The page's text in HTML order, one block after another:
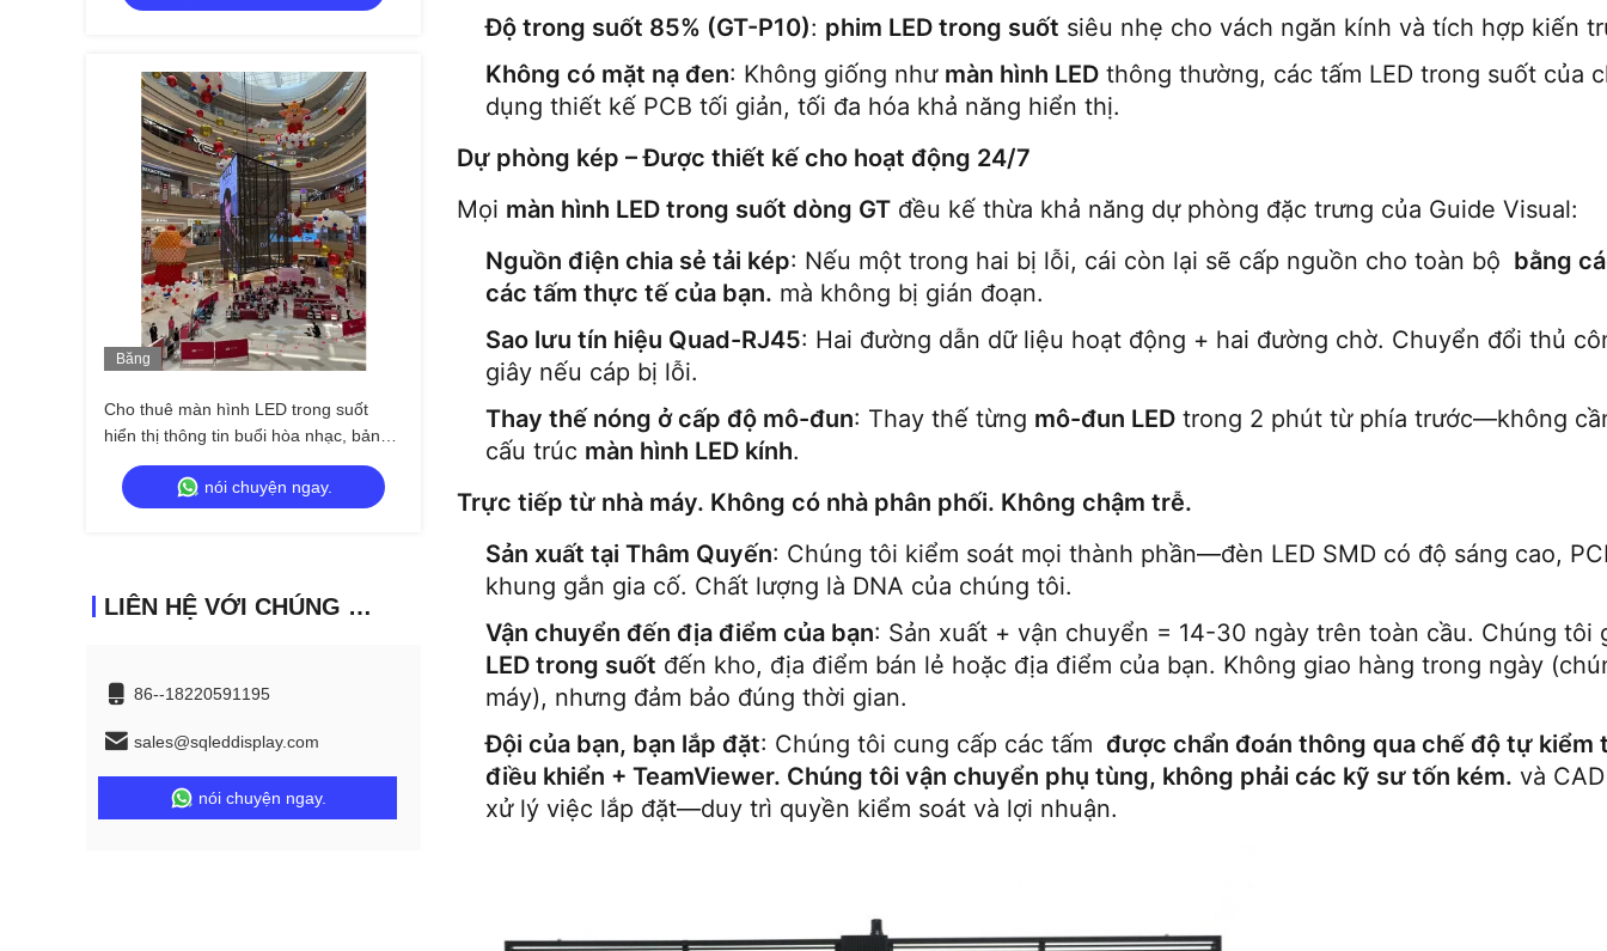
Băng
Cho thuê màn hình LED trong suốt
hiển thị thông tin buổi hòa nhạc, bảng
quảng cáo video
nói chuyện ngay.
LIÊN HỆ VỚI CHÚNG TÔI
86--18220591195
sales@sqleddisplay.com
nói chuyện ngay.
Độ trong suốt 85% (GT-P10): phim LED trong suốt siêu nhẹ cho vách ngăn kính và tích hợp kiến
Không có mặt nạ đen: Không giống như màn hình LED thông thường, các tấm LED trong suốt của
dụng thiết kế PCB tối giản, tối đa hóa khả năng hiển thị.
Dự phòng kép – Được thiết kế cho hoạt động 24/7
Mọi màn hình LED trong suốt dòng GT đều kế thừa khả năng dự phòng đặc trưng của Guide Visual:
Nguồn điện chia sẻ tải kép: Nếu một trong hai bị lỗi, cái còn lại sẽ cấp nguồn cho toàn bộ bằng
các tấm thực tế của bạn. mà không bị gián đoạn.
Sao lưu tín hiệu Quad-RJ45: Hai đường dẫn dữ liệu hoạt động + hai đường chờ. Chuyển đổi thủ
giây nếu cáp bị lỗi.
Thay thế nóng ở cấp độ mô-đun: Thay thế từng mô-đun LED trong 2 phút từ phía trước—không
cấu trúc màn hình LED kính.
Trực tiếp từ nhà máy. Không có nhà phân phối. Không chậm trễ.
Sản xuất tại Thâm Quyến: Chúng tôi kiểm soát mọi thành phần—đèn LED SMD có độ sáng cao,
khung gắn gia cố. Chất lượng là DNA của chúng tôi.
Vận chuyển đến địa điểm của bạn: Sản xuất + vận chuyển = 14-30 ngày trên toàn cầu. Chúng tôi
LED trong suốt đến kho, địa điểm bán lẻ hoặc địa điểm của bạn. Không giao hàng trong ngày
máy), nhưng đảm bảo đúng thời gian.
Đội của bạn, bạn lắp đặt: Chúng tôi cung cấp các tấm được chẩn đoán thông qua chế độ tự kiểm
điều khiển + TeamViewer. Chúng tôi vận chuyển phụ tùng, không phải các kỹ sư tốn kém. và
xử lý việc lắp đặt—duy trì quyền kiểm soát và lợi nhuận.